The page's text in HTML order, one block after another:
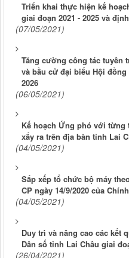
Triển khai thực hiện kế
giai đoạn 2021 - 2025 và
(07/05/2021)
Tăng cường công tác tuyên
và bầu cử đại biểu Hội đồng
2026
(06/05/2021)
Kế hoạch Ứng phó với từng
xẩy ra trên địa bàn tỉnh Lai
(04/05/2021)
Sắp xếp tổ chức bộ máy
CP ngày 14/9/2020 của
(04/05/2021)
Duy trì và nâng cao các kết
Dân số tỉnh Lai Châu giai
(26/04/2021)